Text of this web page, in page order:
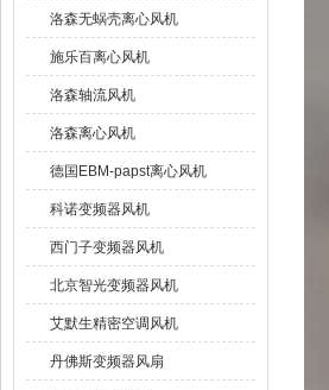
洛森无蜗壳离心风机
施乐百离心风机
洛森轴流风机
洛森离心风机
德国EBM-papst离心风机
科诺变频器风机
西门子变频器风机
北京智光变频器风机
艾默生精密空调风机
丹佛斯变频器风扇